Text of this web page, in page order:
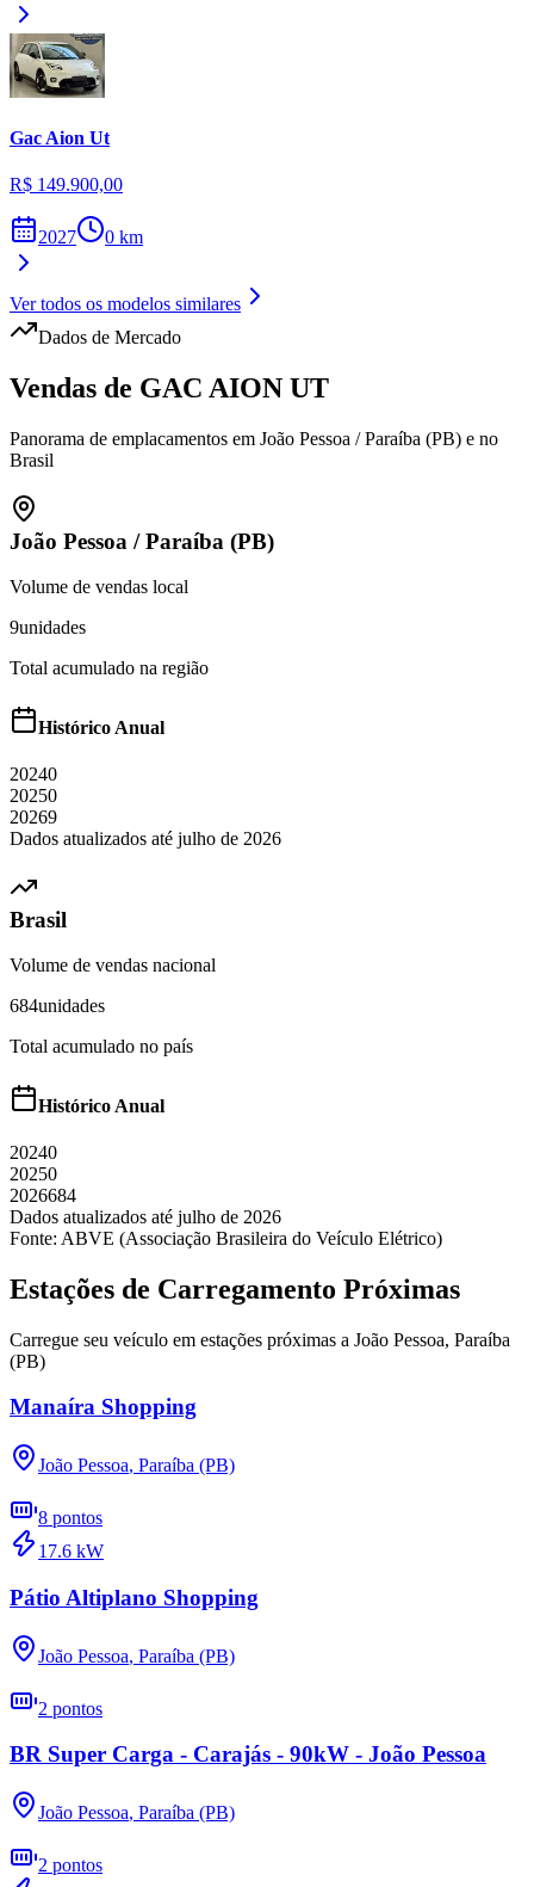
Gac Aion Ut
R$ 149.900,00
2027 0 km
Ver todos os modelos similares
Dados de Mercado
Vendas de GAC AION UT
Panorama de emplacamentos em João Pessoa / Paraíba (PB) e no
Brasil
João Pessoa /Paraíba (PB)
Volume de vendas local
9unidades
Total acumulado na região
Histórico Anual
20240
20250
20269
Dados atualizados até julho de 2026
Brasil
Volume de vendas nacional
684unidades
Total acumulado no país
Histórico Anual
20240
20250
2026684
Dados atualizados até julho de 2026
Fonte: ABVE (Associação Brasileira do Veículo Elétrico)
Estações de Carregamento Próximas
Carregue seu veículo em estações próximas a João Pessoa, Paraíba
(PB)
Manaíra Shopping
João Pessoa, Paraíba (PB)
8 pontos
17.6 kW
Pátio Altiplano Shopping
João Pessoa, Paraíba (PB)
2 pontos
BR Super Carga - Carajás - 90kW - João Pessoa
João Pessoa, Paraíba (PB)
2 pontos